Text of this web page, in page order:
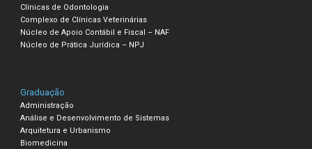
Clínicas de Odontologia
Complexo de Clínicas Veterinárias
Núcleo de Apoio Contábil e Fiscal – NAF
Núcleo de Prática Jurídica – NPJ
Graduação
Administração
Análise e Desenvolvimento de Sistemas
Arquitetura e Urbanismo
Biomedicina